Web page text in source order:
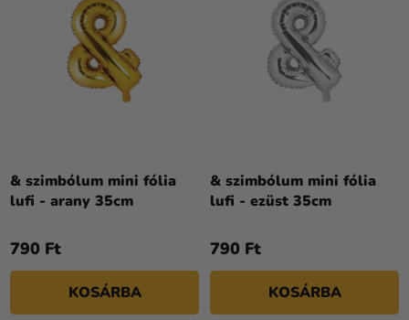
kellékek
Témák
Személyre
Rólunk
Kapcsolat
Z
É
E
& szimbólum mini fólia
lufi - arany 35cm
790 Ft
KOSÁRBA
& szimbólum mini fólia
lufi - ezüst 35cm
790 Ft
KOSÁRBA